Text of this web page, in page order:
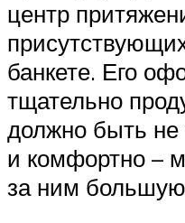
центр
банкете. Его
тщательно
должно быть не
и комфортно –
за ним большую